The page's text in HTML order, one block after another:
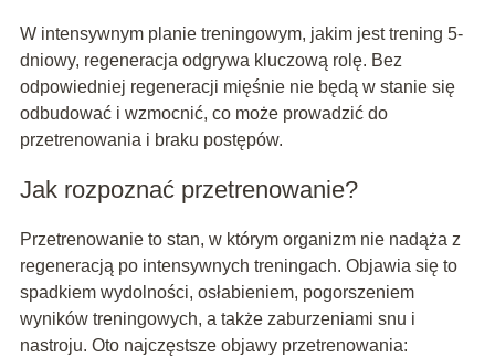
W intensywnym planie treningowym, jakim jest trening 5-
dniowy, regeneracja odgrywa kluczową rolę. Bez
odpowiedniej regeneracji mięśnie nie będą w stanie się
odbudować i wzmocnić, co może prowadzić do
przetrenowania i braku postępów.
Jak rozpoznać przetrenowanie?
Przetrenowanie to stan, w którym organizm nie nadąża z
regeneracją po intensywnych treningach. Objawia się to
spadkiem wydolności, osłabieniem, pogorszeniem
wyników treningowych, a także zaburzeniami snu i
nastroju. Oto najczęstsze objawy przetrenowania: